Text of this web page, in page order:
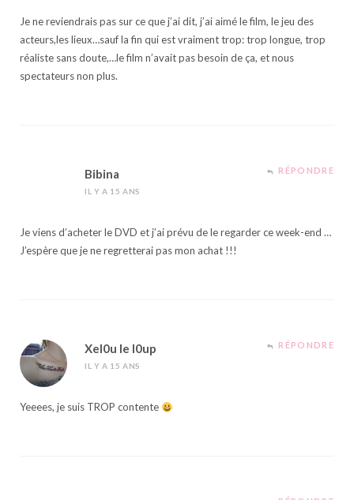
Je ne reviendrais pas sur ce que j’ai dit, j’ai aimé le film, le jeu des
acteurs,les lieux…sauf la fin qui est vraiment trop: trop longue, trop
réaliste sans doute,…le film n’avait pas besoin de ça, et nous
spectateurs non plus.
Bibina
IL Y A 15 ANS
RÉPONDRE
Je viens d’acheter le DVD et j’ai prévu de le regarder ce week-end …
J’espère que je ne regretterai pas mon achat !!!
Xel0u le l0up
IL Y A 15 ANS
RÉPONDRE
Yeeees, je suis TROP contente